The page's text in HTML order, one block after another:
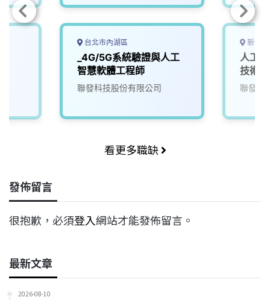
台北市內湖區
_4G/5G系統驗證與人工
智慧軟體工程師
聯發科技股份有限公司
新竹
人工
技術
聯發科
看更多職缺
發佈留言
很抱歉，必須登入網站才能發佈留言。
最新文章
2026-08-10